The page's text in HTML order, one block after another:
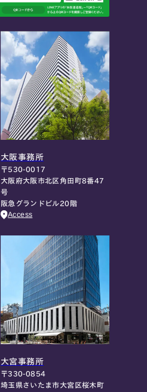
大阪事務所
〒530-0017
大阪府大阪市北区角田町8番47
号
阪急グランドビル20階
Access
大宮事務所
〒330-0854
埼玉県さいたま市大宮区桜木町